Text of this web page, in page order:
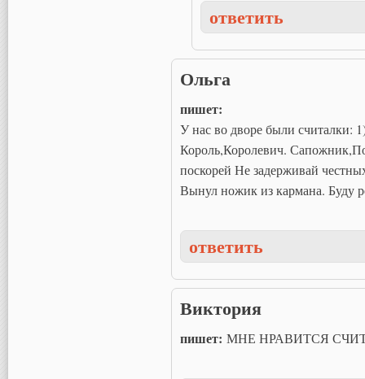
ответить
Ольга
пишет:
У нас во дворе были считалки:
Король,Королевич.
поскорей Не задерживай
Вынул ножик из кармана. Буду
ответить
Виктория
пишет: МНЕ НРАВИТСЯ